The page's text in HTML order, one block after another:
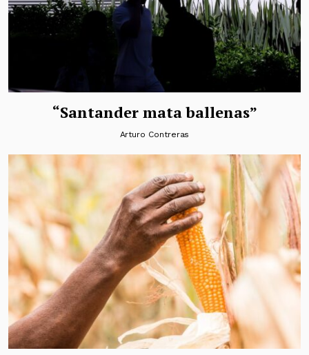
“Santander mata ballenas”
Arturo Contreras